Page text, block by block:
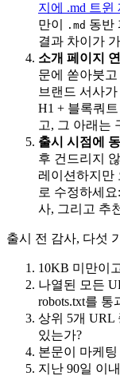
지에 .md 트윈
만이
.md 동반
결과 차이가
소개 페이지
문에 쏟아붓
브랜드 서사
H1 + 블록쿼
고, 그 아래는
출시 시점에
후 건드리지
레이션하지만
로 수정하세
사, 그리고 추
출시 전 감사, 다섯
10KB 미만이
나열된 모든
robots.txt를 통
상위 5개 URL
있는가?
본문이 마케
지난 90일 이